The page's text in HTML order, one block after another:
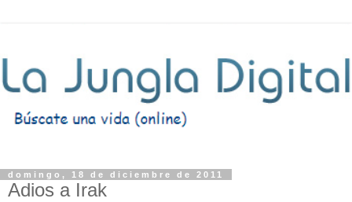
domingo, 18 de diciembre de 2011
Adios a Irak